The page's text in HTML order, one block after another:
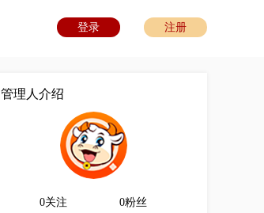
登录 注册
管理人介绍
0关注 0粉丝